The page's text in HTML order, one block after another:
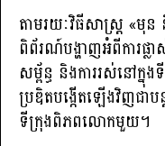
តាមរយៈវិធីសាស្រ្ត «មុ
ពិព័រណ៍បង្ហាញអំពីការផ្លា
សម្ព័ន្ធ និងការរស់នៅក្នុ
ប្រឌិតបង្កើតឡើងវិញជាប
ទីក្រុងពិភពលោកមួយ។